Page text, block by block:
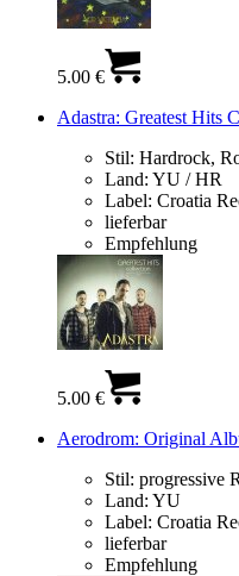
5.00 €
Adastra: Greatest Hits
Stil: Hardrock,
Land: YU / HR
Label: Croatia
lieferbar
Empfehlung
5.00 €
Aerodrom: Original
Stil: progressive
Land: YU
Label: Croatia
lieferbar
Empfehlung